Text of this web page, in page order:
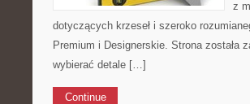
z
dotyczących krzeseł i szeroko
Premium i Designerskie. Strona została
wybierać detale […]
Continue